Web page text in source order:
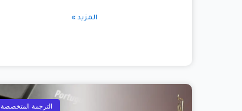
المزيد »
الترجمة المتخصصة